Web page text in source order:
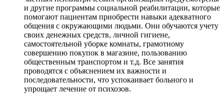
и другие программы социальной реабилитации, которые
помогают пациентам приобрести навыки адекватного
общения с окружающими людьми. Они обучаются учету
своих денежных средств, личной гигиене,
самостоятельной уборке комнаты, грамотному
совершению покупок в магазине, пользованию
общественным транспортом и т.д. Все занятия
проводятся с объяснением их важности и
последовательности, что успокаивает больного и
упрощает лечение от психозов.